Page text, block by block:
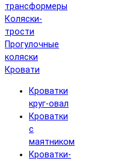
трансформеры
Коляски-
трости
Прогулочные
коляски
Кровати
Кроватки
круг-овал
Кроватки
с
маятником
Кроватки-